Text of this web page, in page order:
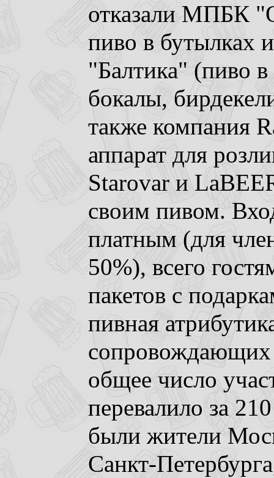
отказали МПБК
пиво в бутылках
"Балтика" (пиво
бокалы,
также компания
аппарат для
Starovar и
своим пивом.
платным (для
50%), всего
пакетов с
пивная
сопровождающих
общее число
перевалило за
были жители
Санкт-